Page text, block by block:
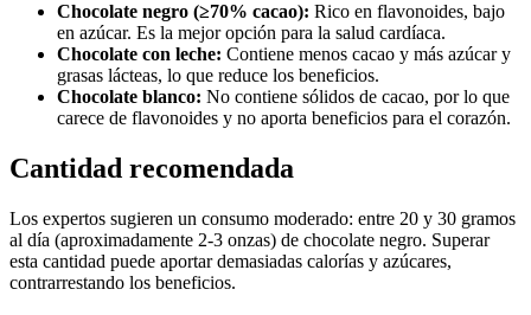
Chocolate negro (≥70% cacao): Rico en flavonoides, bajo
en azúcar. Es la mejor opción para la salud cardíaca.
Chocolate con leche: Contiene menos cacao y más azúcar y
grasas lácteas, lo que reduce los beneficios.
Chocolate blanco: No contiene sólidos de cacao, por lo que
carece de flavonoides y no aporta beneficios para el corazón.
Cantidad recomendada
Los expertos sugieren un consumo moderado: entre 20 y 30 gramos
al día (aproximadamente 2-3 onzas) de chocolate negro. Superar
esta cantidad puede aportar demasiadas calorías y azúcares,
contrarrestando los beneficios.